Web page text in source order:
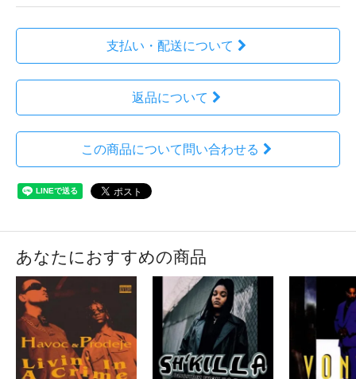
支払い・配送について
返品について
この商品について問い合わせる
あなたにおすすめの商品